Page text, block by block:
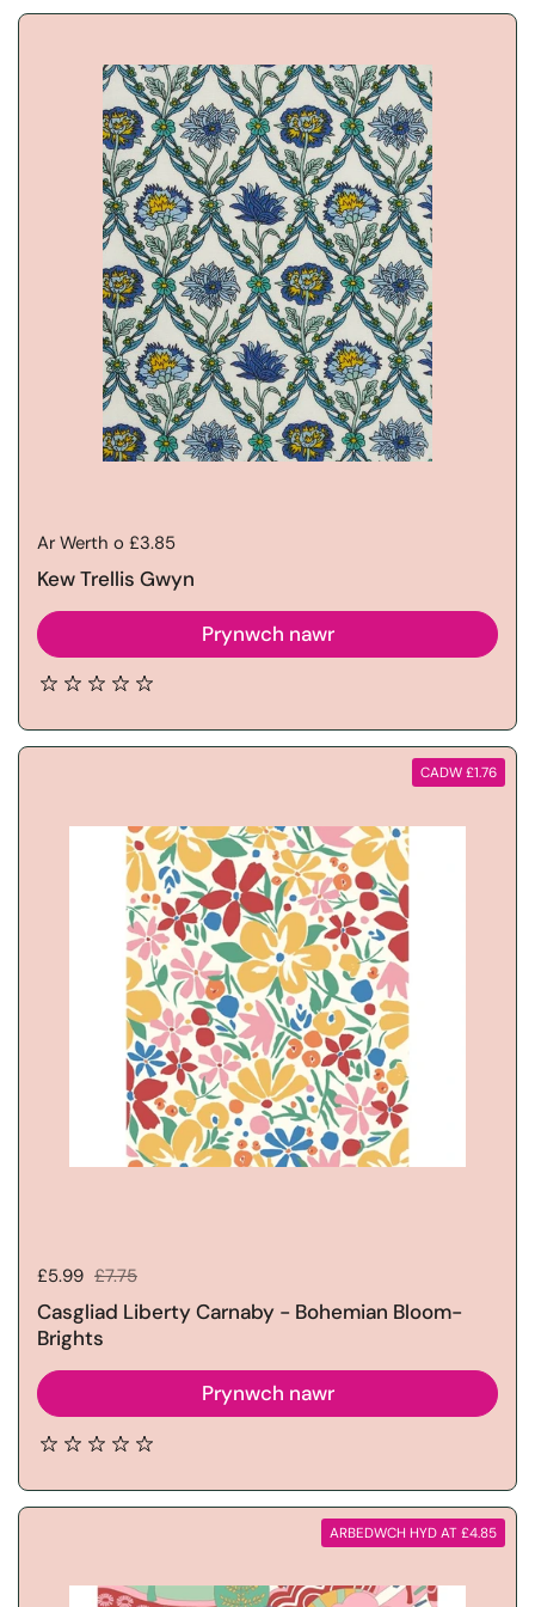
Price:
Ar Werth o £3.85
Kew Trellis Gwyn
Prynwch nawr
Pris gwerthu:
£5.99 Pris rheolaidd:
£7.75
Casgliad Liberty Carnaby - Bohemian Bloom-
Brights
Prynwch nawr
CADW £1.76
ARBEDWCH HYD AT £4.85